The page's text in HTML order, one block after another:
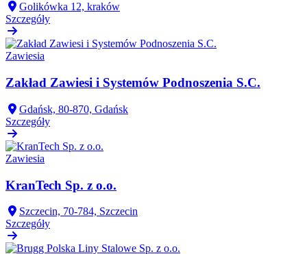
Golikówka 12, kraków
Szczegóły
Zawiesia
Zakład Zawiesi i Systemów Podnoszenia S.C.
Gdańsk, 80-870, Gdańsk
Szczegóły
Zawiesia
KranTech Sp. z o.o.
Szczecin, 70-784, Szczecin
Szczegóły